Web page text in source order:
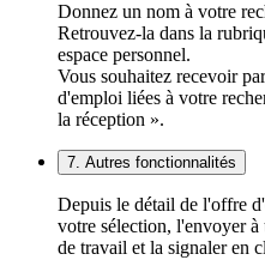
Donnez un nom à votre
Retrouvez-la dans la
espace personnel.
Vous souhaitez recevoir
d'emploi liées à votre
la réception ».
7. Autres fonctionnalités
Depuis le détail de l'offre
votre sélection, l'envoyer
de travail et la signaler en